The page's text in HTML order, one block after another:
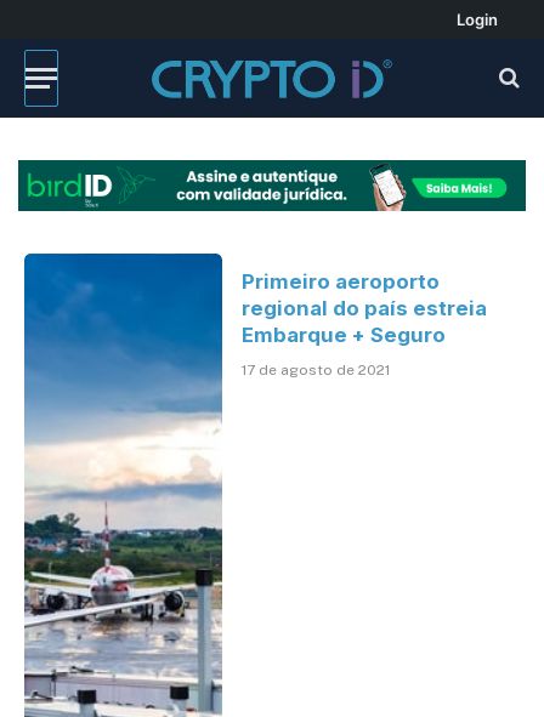
Login
Primeiro aeroporto
regional do país estreia
Embarque + Seguro
17 de agosto de 2021